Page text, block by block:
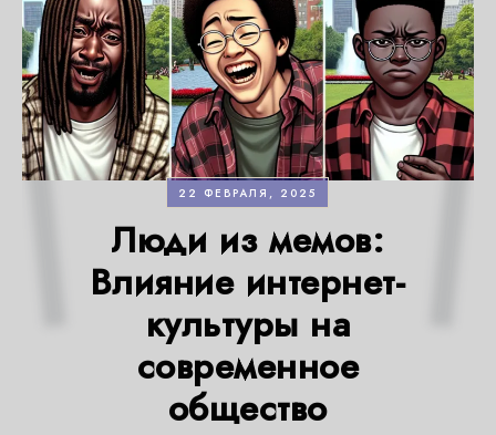
22 ФЕВРАЛЯ, 2025
Люди из мемов:
Влияние интернет-
культуры на
современное
общество